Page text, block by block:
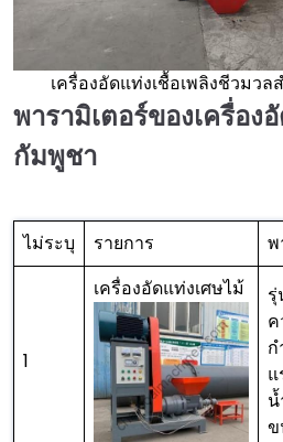
เครื่องอัดแท่งเชื้อเพลิงชีวมว
พารามิเตอร์ของเครื่อง
กัมพูชา
ไม่ระบุ รายการ พ
1
เครื่องอัดแท่งเศษไม้
รุ่
ก
แ
ข